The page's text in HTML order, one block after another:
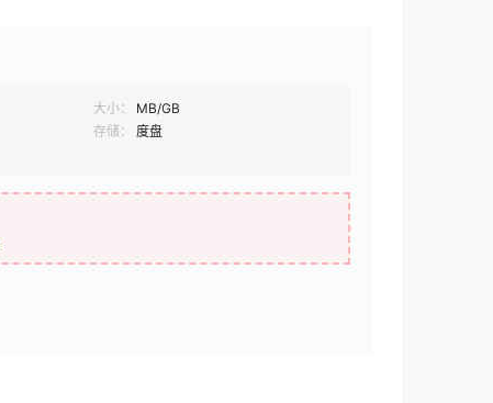
大小：
MB/GB
存储：
度盘